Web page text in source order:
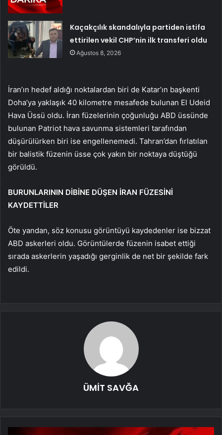
Kaçakçılık skandalıyla partiden istifa
ettirilen vekil CHP’nin ilk transferi oldu
Ağustos 8, 2026
İran’ın hedef aldığı noktalardan biri de Katar’ın başkenti
Doha’ya yaklaşık 40 kilometre mesafede bulunan El Udeid
Hava Üssü oldu. İran füzelerinin çoğunluğu ABD üssünde
bulunan Patriot hava savunma sistemleri tarafından
düşürülürken biri ise engellenemedi. Tahran’dan fırlatılan
bir balistik füzenin üsse çok yakın bir noktaya düştüğü
görüldü.
BURUNLARININ DİBİNE DÜŞEN İRAN FÜZESİNİ
KAYDETTİLER
Öte yandan, söz konusu görüntüyü kaydedenler ise bizzat
ABD askerleri oldu. Görüntülerde füzenin isabet ettiği
sırada askerlerin yaşadığı gerginlik de net bir şekilde fark
edildi.
ÜMİT SAVĞA